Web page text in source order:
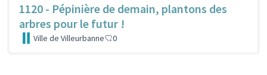
1120 - Pépinière de demain, plantons des
arbres pour le futur !
Ville de Villeurbanne 0